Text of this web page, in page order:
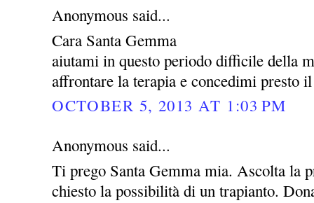
Anonymous said...
Cara Santa Gemma
aiutami in questo periodo difficile della
affrontare la terapia e concedimi presto
OCTOBER 5, 2013 AT 1:03 PM
Anonymous said...
Ti prego Santa Gemma mia. Ascolta la
chiesto la possibilità di un trapianto.